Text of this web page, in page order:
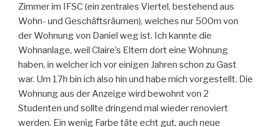
Zimmer im IFSC (ein zentrales Viertel, bestehend aus
Wohn- und Geschäftsräumen), welches nur 500m von
der Wohnung von Daniel weg ist. Ich kannte die
Wohnanlage, weil Claire’s Eltern dort eine Wohnung
haben, in welcher ich vor einigen Jahren schon zu Gast
war. Um 17h bin ich also hin und habe mich vorgestellt. Die
Wohnung aus der Anzeige wird bewohnt von 2
Studenten und sollte dringend mal wieder renoviert
werden. Ein wenig Farbe täte echt gut, auch neue